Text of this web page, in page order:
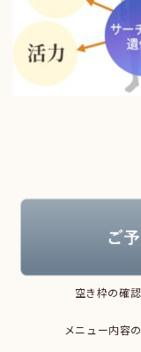
空き枠の確
メニュー内容